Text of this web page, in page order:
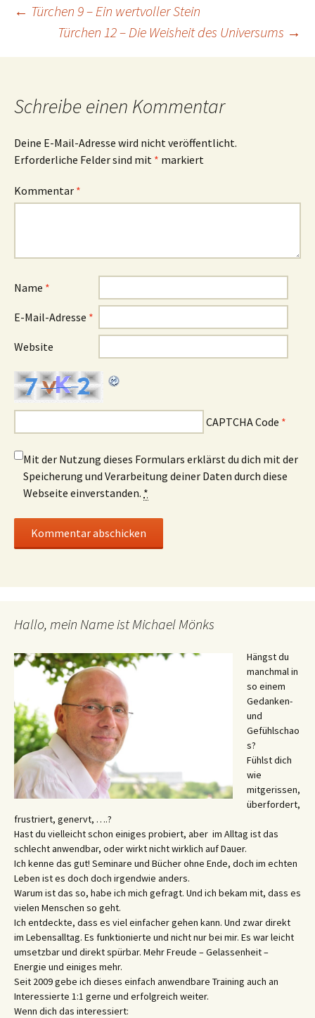
Beitragsnavigation
← Türchen 9 – Ein wertvoller Stein
Türchen 12 – Die Weisheit des Universums →
Schreibe einen Kommentar
Deine E-Mail-Adresse wird nicht veröffentlicht.
Erforderliche Felder sind mit * markiert
Kommentar *
Name *
E-Mail-Adresse *
Website
CAPTCHA Code *
Mit der Nutzung dieses Formulars erklärst du dich mit der
Speicherung und Verarbeitung deiner Daten durch diese
Webseite einverstanden. *
Hallo, mein Name ist Michael Mönks
Hängst du
manchmal in
so einem
Gedanken-
und
Gefühlschao
s?
Fühlst dich
wie
mitgerissen,
überfordert,
frustriert, genervt, ….?
Hast du vielleicht schon einiges probiert, aber im Alltag ist das
schlecht anwendbar, oder wirkt nicht wirklich auf Dauer.
Ich kenne das gut! Seminare und Bücher ohne Ende, doch im echten
Leben ist es doch doch irgendwie anders.
Warum ist das so, habe ich mich gefragt. Und ich bekam mit, dass es
vielen Menschen so geht.
Ich entdeckte, dass es viel einfacher gehen kann. Und zwar direkt
im Lebensalltag. Es funktionierte und nicht nur bei mir. Es war leicht
umsetzbar und direkt spürbar. Mehr Freude – Gelassenheit –
Energie und einiges mehr.
Seit 2009 gebe ich dieses einfach anwendbare Training auch an
Interessierte 1:1 gerne und erfolgreich weiter.
Wenn dich das interessiert: